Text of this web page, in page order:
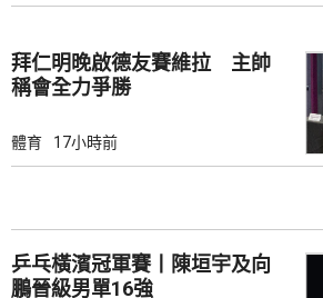
拜仁明晚啟德友賽維拉 主帥
稱會全力爭勝
體育 17小時前
乒乓橫濱冠軍賽丨陳垣宇及向
鵬晉級男單16強